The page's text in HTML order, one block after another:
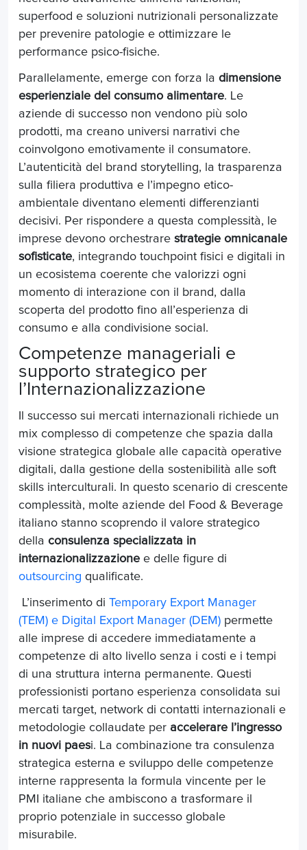
superfood e soluzioni nutrizionali personalizzate
per prevenire patologie e ottimizzare le
performance psico-fisiche.
Parallelamente, emerge con forza la dimensione
esperienziale del consumo alimentare. Le
aziende di successo non vendono più solo
prodotti, ma creano universi narrativi che
coinvolgono emotivamente il consumatore.
L’autenticità del brand storytelling, la trasparenza
sulla filiera produttiva e l’impegno etico-
ambientale diventano elementi differenzianti
decisivi. Per rispondere a questa complessità, le
imprese devono orchestrare strategie omnicanale
sofisticate, integrando touchpoint fisici e digitali in
un ecosistema coerente che valorizzi ogni
momento di interazione con il brand, dalla
scoperta del prodotto fino all’esperienza di
consumo e alla condivisione social.
Competenze manageriali e
supporto strategico per
l’Internazionalizzazione
Il successo sui mercati internazionali richiede un
mix complesso di competenze che spazia dalla
visione strategica globale alle capacità operative
digitali, dalla gestione della sostenibilità alle soft
skills interculturali. In questo scenario di crescente
complessità, molte aziende del Food & Beverage
italiano stanno scoprendo il valore strategico
della consulenza specializzata in
internazionalizzazione e delle figure di
outsourcing qualificate.
L’inserimento di Temporary Export Manager
(TEM) e Digital Export Manager (DEM) permette
alle imprese di accedere immediatamente a
competenze di alto livello senza i costi e i tempi
di una struttura interna permanente. Questi
professionisti portano esperienza consolidata sui
mercati target, network di contatti internazionali e
metodologie collaudate per accelerare l’ingresso
in nuovi paesi. La combinazione tra consulenza
strategica esterna e sviluppo delle competenze
interne rappresenta la formula vincente per le
PMI italiane che ambiscono a trasformare il
proprio potenziale in successo globale
misurabile.